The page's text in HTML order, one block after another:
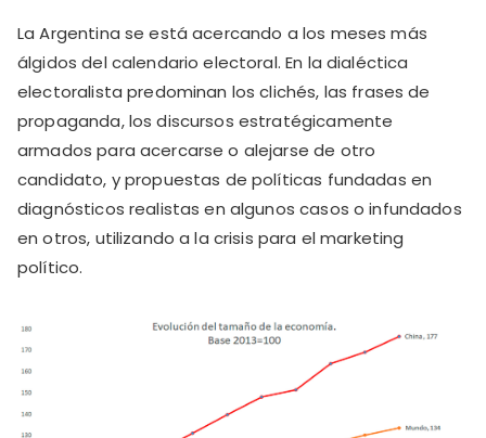
La Argentina se está acercando a los meses más
álgidos del calendario electoral. En la dialéctica
electoralista predominan los clichés, las frases de
propaganda, los discursos estratégicamente
armados para acercarse o alejarse de otro
candidato, y propuestas de políticas fundadas en
diagnósticos realistas en algunos casos o infundados
en otros, utilizando a la crisis para el marketing
político.